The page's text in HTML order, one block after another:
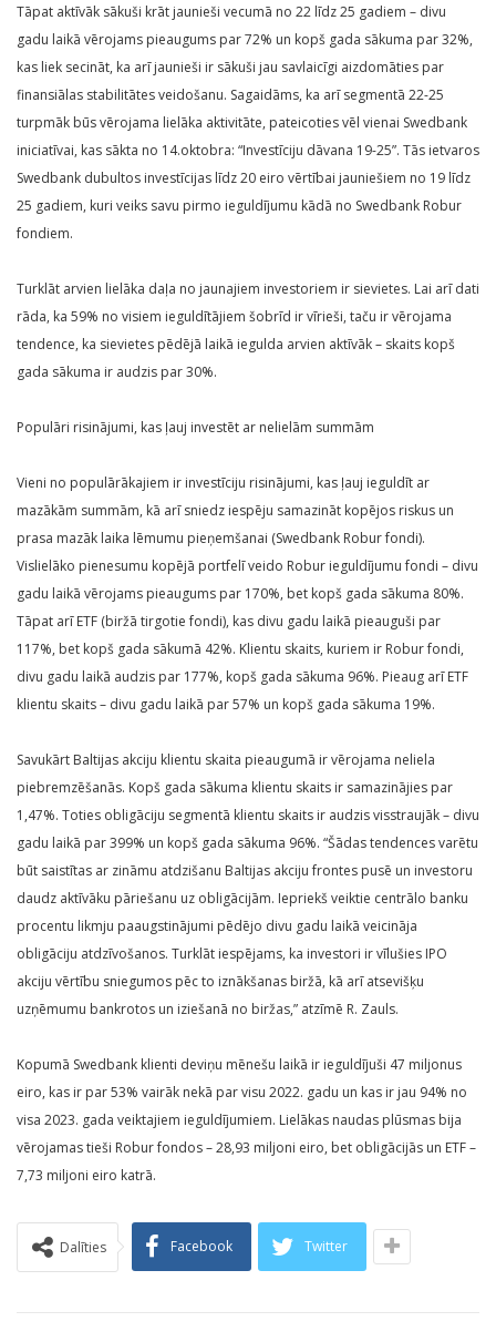
Tāpat aktīvāk sākuši krāt jaunieši vecumā no 22 līdz 25 gadiem – divu
gadu laikā vērojams pieaugums par 72% un kopš gada sākuma par 32%,
kas liek secināt, ka arī jaunieši ir sākuši jau savlaicīgi aizdomāties par
finansiālas stabilitātes veidošanu. Sagaidāms, ka arī segmentā 22-25
turpmāk būs vērojama lielāka aktivitāte, pateicoties vēl vienai Swedbank
iniciatīvai, kas sākta no 14.oktobra: “Investīciju dāvana 19-25”. Tās ietvaros
Swedbank dubultos investīcijas līdz 20 eiro vērtībai jauniešiem no 19 līdz
25 gadiem, kuri veiks savu pirmo ieguldījumu kādā no Swedbank Robur
fondiem.
Turklāt arvien lielāka daļa no jaunajiem investoriem ir sievietes. Lai arī dati
rāda, ka 59% no visiem ieguldītājiem šobrīd ir vīrieši, taču ir vērojama
tendence, ka sievietes pēdējā laikā iegulda arvien aktīvāk – skaits kopš
gada sākuma ir audzis par 30%.
Populāri risinājumi, kas ļauj investēt ar nelielām summām
Vieni no populārākajiem ir investīciju risinājumi, kas ļauj ieguldīt ar
mazākām summām, kā arī sniedz iespēju samazināt kopējos riskus un
prasa mazāk laika lēmumu pieņemšanai (Swedbank Robur fondi).
Vislielāko pienesumu kopējā portfelī veido Robur ieguldījumu fondi – divu
gadu laikā vērojams pieaugums par 170%, bet kopš gada sākuma 80%.
Tāpat arī ETF (biržā tirgotie fondi), kas divu gadu laikā pieauguši par
117%, bet kopš gada sākumā 42%. Klientu skaits, kuriem ir Robur fondi,
divu gadu laikā audzis par 177%, kopš gada sākuma 96%. Pieaug arī ETF
klientu skaits – divu gadu laikā par 57% un kopš gada sākuma 19%.
Savukārt Baltijas akciju klientu skaita pieaugumā ir vērojama neliela
piebremzēšanās. Kopš gada sākuma klientu skaits ir samazinājies par
1,47%. Toties obligāciju segmentā klientu skaits ir audzis visstraujāk – divu
gadu laikā par 399% un kopš gada sākuma 96%. “Šādas tendences varētu
būt saistītas ar zināmu atdzišanu Baltijas akciju frontes pusē un investoru
daudz aktīvāku pāriešanu uz obligācijām. Iepriekš veiktie centrālo banku
procentu likmju paaugstinājumi pēdējo divu gadu laikā veicināja
obligāciju atdzīvošanos. Turklāt iespējams, ka investori ir vīlušies IPO
akciju vērtību sniegumos pēc to iznākšanas biržā, kā arī atsevišķu
uzņēmumu bankrotos un iziešanā no biržas,” atzīmē R. Zauls.
Kopumā Swedbank klienti deviņu mēnešu laikā ir ieguldījuši 47 miljonus
eiro, kas ir par 53% vairāk nekā par visu 2022. gadu un kas ir jau 94% no
visa 2023. gada veiktajiem ieguldījumiem. Lielākas naudas plūsmas bija
vērojamas tieši Robur fondos – 28,93 miljoni eiro, bet obligācijās un ETF –
7,73 miljoni eiro katrā.
Dalīties Facebook Twitter